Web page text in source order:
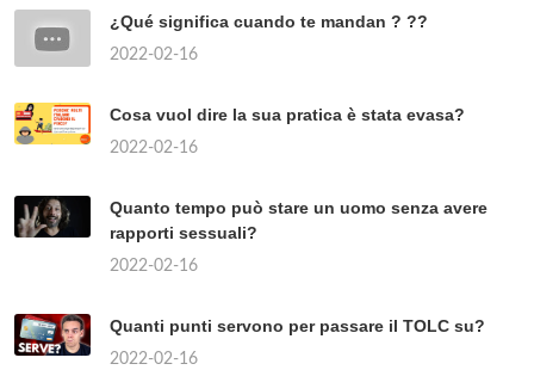
¿Qué significa cuando te mandan ? ??
2022-02-16
Cosa vuol dire la sua pratica è stata evasa?
2022-02-16
Quanto tempo può stare un uomo senza avere
rapporti sessuali?
2022-02-16
Quanti punti servono per passare il TOLC su?
2022-02-16